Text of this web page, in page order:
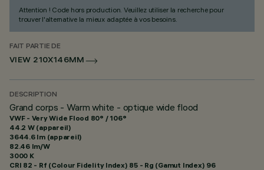
Attention ! Code hors production. Veuillez utiliser la recherche pour
trouver l'alternative la mieux adaptée à vos besoins.
FAIT PARTIE DE
VIEW 210X146MM
DESCRIPTION
Grand corps - Warm white - optique wide flood
VWF - Very Wide Flood 80° / 106°
44.2 W (appareil)
3644.6 lm (appareil)
82.46 lm/W
3000 K
CRI 82 - Rf (Colour Fidelity Index) 85 - Rg (Gamut Index) 96